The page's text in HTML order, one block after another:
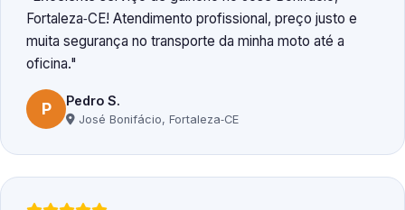
Fortaleza‑CE! Atendimento profissional, preço justo e
muita segurança no transporte da minha moto até a
oficina.
P Pedro S.
José Bonifácio, Fortaleza‑CE